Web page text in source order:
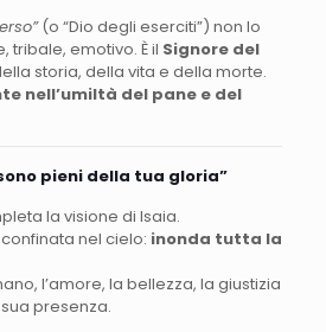
(o “Dio degli eserciti”) non lo
tribale, emotivo. È il Signore del
storia, della vita e della morte.
nell’umiltà del pane e del
pieni della tua gloria”
la visione di Isaia.
nel cielo: inonda tutta la
l’amore, la bellezza, la giustizia
presenza.